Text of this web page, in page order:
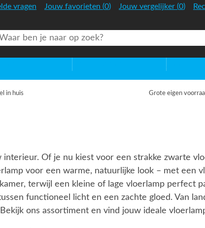
vragen Jouw favorieten (0) Jouw vergelijker: (0)
in huis Grote eigen
Of je nu kiest voor een strakke zwarte
voor een warme, natuurlijke look – met een
terwijl een kleine of lage vloerlamp perfect
functioneel licht en een zachte gloed. Van
ons assortiment en vind jouw ideale